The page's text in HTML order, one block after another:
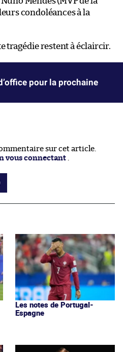
condoléances à la
tragédie restent à éclaircir.
pour la prochaine
sur cet article.
vous connectant
Les notes de Portugal-
Espagne